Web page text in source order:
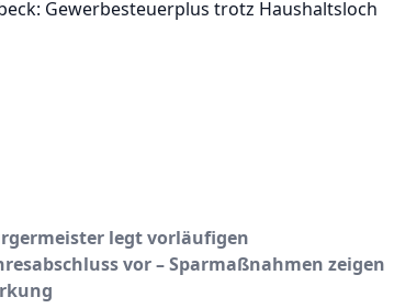
legt vorläufigen
vor – Sparmaßnahmen zeigen